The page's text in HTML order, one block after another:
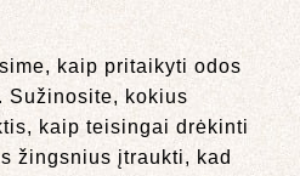
kaip pritaikyti odos
Sužinosite, kokius
kaip teisingai drėkinti
žingsnius įtraukti, kad